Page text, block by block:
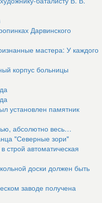
Дарвинского
мастера: У каждого
корпус больницы
установлен памятник
абсолютно весь…
"Северные зори"
строй автоматическая
доски должен быть
заводе получена